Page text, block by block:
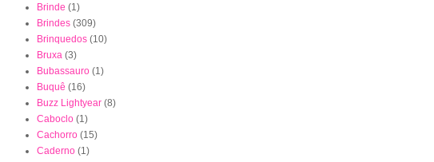
Brinde (1)
Brindes (309)
Brinquedos (10)
Bruxa (3)
Bubassauro (1)
Buquê (16)
Buzz Lightyear (8)
Caboclo (1)
Cachorro (15)
Caderno (1)